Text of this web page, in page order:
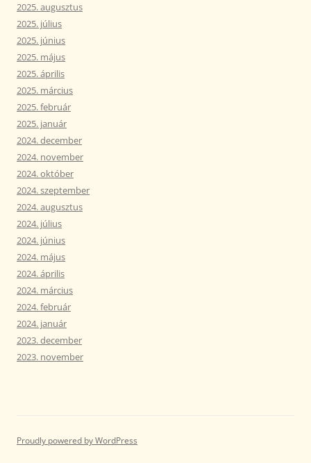
2025. augusztus
2025. július
2025. június
2025. május
2025. április
2025. március
2025. február
2025. január
2024. december
2024. november
2024. október
2024. szeptember
2024. augusztus
2024. július
2024. június
2024. május
2024. április
2024. március
2024. február
2024. január
2023. december
2023. november
Proudly powered by WordPress